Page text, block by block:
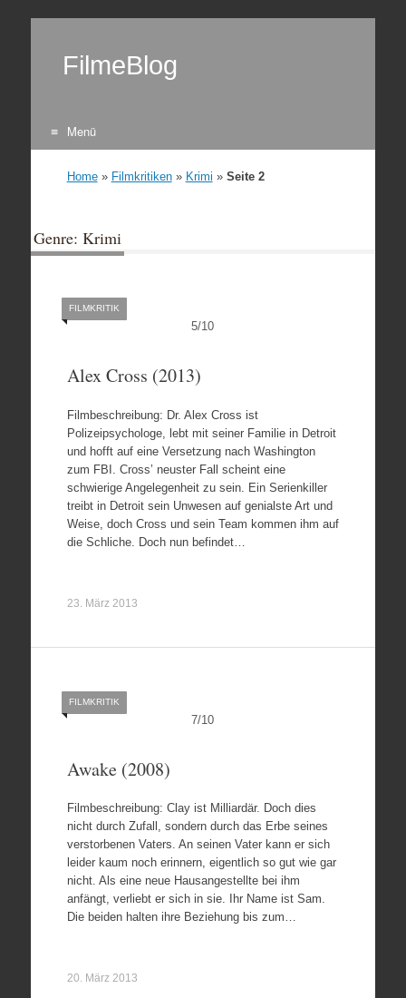
FilmeBlog
Menü
Home» Filmkritiken» Krimi » Seite 2
Genre: Krimi
5/10
FILMKRITIK
Alex Cross (2013)
Filmbeschreibung: Dr. Alex Cross ist
Polizeipsychologe, lebt mit seiner Familie in Detroit
und hofft auf eine Versetzung nach Washington
zum FBI. Cross’ neuster Fall scheint eine
schwierige Angelegenheit zu sein. Ein Serienkiller
treibt in Detroit sein Unwesen auf genialste Art und
Weise, doch Cross und sein Team kommen ihm auf
die Schliche. Doch nun befindet…
23. März 2013
7/10
FILMKRITIK
Awake (2008)
Filmbeschreibung: Clay ist Milliardär. Doch dies
nicht durch Zufall, sondern durch das Erbe seines
verstorbenen Vaters. An seinen Vater kann er sich
leider kaum noch erinnern, eigentlich so gut wie gar
nicht. Als eine neue Hausangestellte bei ihm
anfängt, verliebt er sich in sie. Ihr Name ist Sam.
Die beiden halten ihre Beziehung bis zum…
20. März 2013